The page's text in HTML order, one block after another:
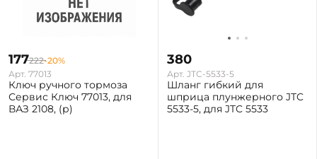
177222-20%
Арт. 77013
Ключ ручного тормоза
Сервис Ключ 77013, для
ВАЗ 2108, (р)
380
Арт. JTC-5533-5
Шланг гибкий для
шприца плунжерного JTC
5533-5, для JTC 5533